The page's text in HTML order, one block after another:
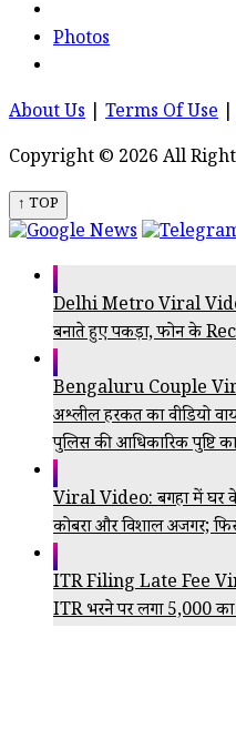
Photos
About Us Terms Of Use
Copyright © 2026 All
↑ TOP
Delhi Metro Viral
बनाते हुए पकड़ा, फोन के
Bengaluru Couple
अश्लील हरकत का वीडियो
पुलिस की आधिकारिक पुष्टि
Viral Video: बगहा में
कोबरा और विशाल अजगर;
ITR Filing Late Fee
ITR भरने पर लगा ₹5,000 का